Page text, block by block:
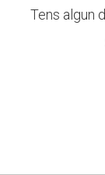
Tens algun